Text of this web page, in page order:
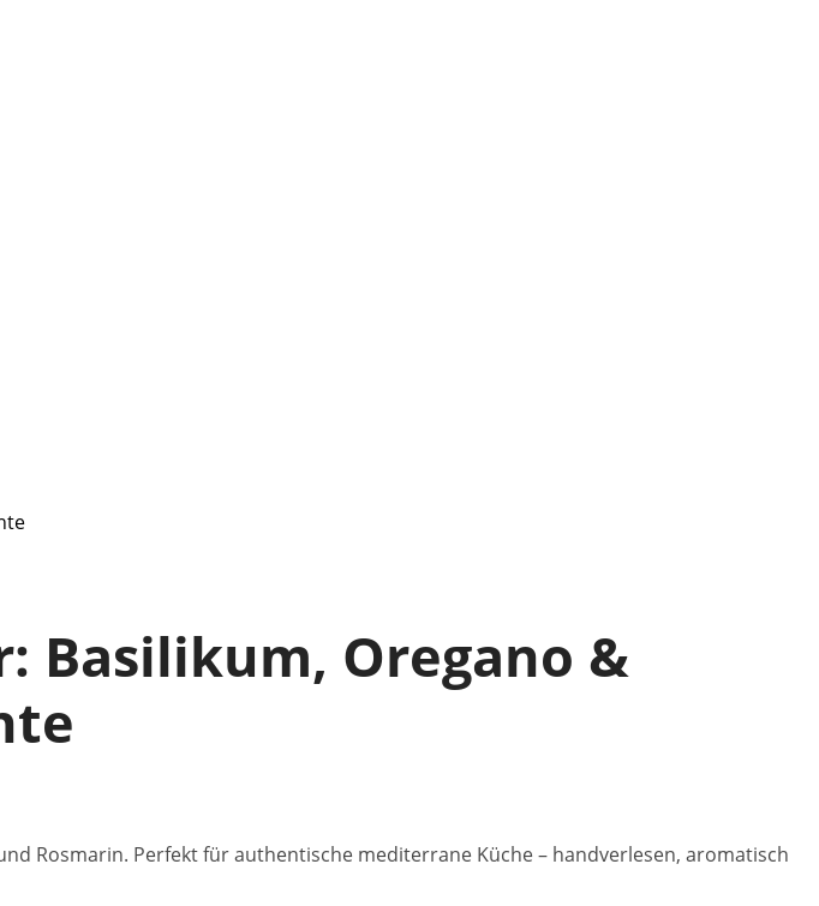
Basilikum, Oregano &
Rosmarin. Perfekt für authentische mediterrane Küche – handverlesen, aromatisch